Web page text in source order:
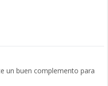
un buen complemento para